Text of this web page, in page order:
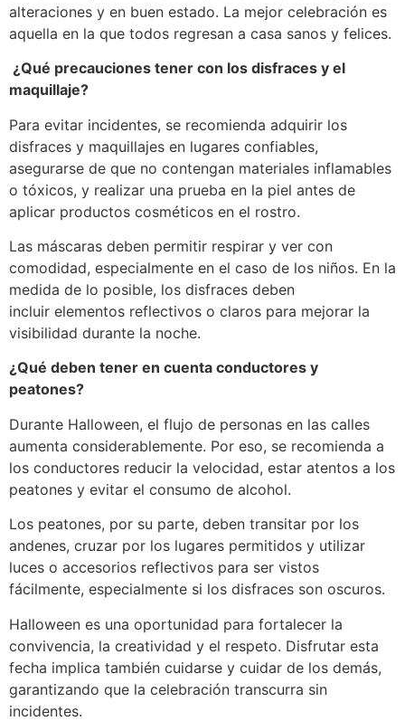
alteraciones y en buen estado. La mejor celebración es
aquella en la que todos regresan a casa sanos y felices.
¿Qué precauciones tener con los disfraces y el
maquillaje?
Para evitar incidentes, se recomienda adquirir los
disfraces y maquillajes en lugares confiables,
asegurarse de que no contengan materiales inflamables
o tóxicos, y realizar una prueba en la piel antes de
aplicar productos cosméticos en el rostro.
Las máscaras deben permitir respirar y ver con
comodidad, especialmente en el caso de los niños. En la
medida de lo posible, los disfraces deben
incluir elementos reflectivos o claros para mejorar la
visibilidad durante la noche.
¿Qué deben tener en cuenta conductores y
peatones?
Durante Halloween, el flujo de personas en las calles
aumenta considerablemente. Por eso, se recomienda a
los conductores reducir la velocidad, estar atentos a los
peatones y evitar el consumo de alcohol.
Los peatones, por su parte, deben transitar por los
andenes, cruzar por los lugares permitidos y utilizar
luces o accesorios reflectivos para ser vistos
fácilmente, especialmente si los disfraces son oscuros.
Halloween es una oportunidad para fortalecer la
convivencia, la creatividad y el respeto. Disfrutar esta
fecha implica también cuidarse y cuidar de los demás,
garantizando que la celebración transcurra sin
incidentes.